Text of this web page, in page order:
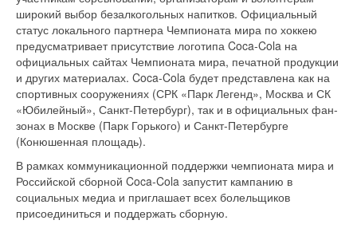
широкий выбор безалкогольных напитков. Официальный
статус локального партнера Чемпионата мира по хоккею
предусматривает присутствие логотипа Coca-Cola на
официальных сайтах Чемпионата мира, печатной продукции
и других материалах. Coca-Cola будет представлена как на
спортивных сооружениях (СРК «Парк Легенд», Москва и СК
«Юбилейный», Санкт-Петербург), так и в официальных фан-
зонах в Москве (Парк Горького) и Санкт-Петербурге
(Конюшенная площадь).
В рамках коммуникационной поддержки чемпионата мира и
Российской сборной Coca-Cola запустит кампанию в
социальных медиа и приглашает всех болельщиков
присоединиться и поддержать сборную.